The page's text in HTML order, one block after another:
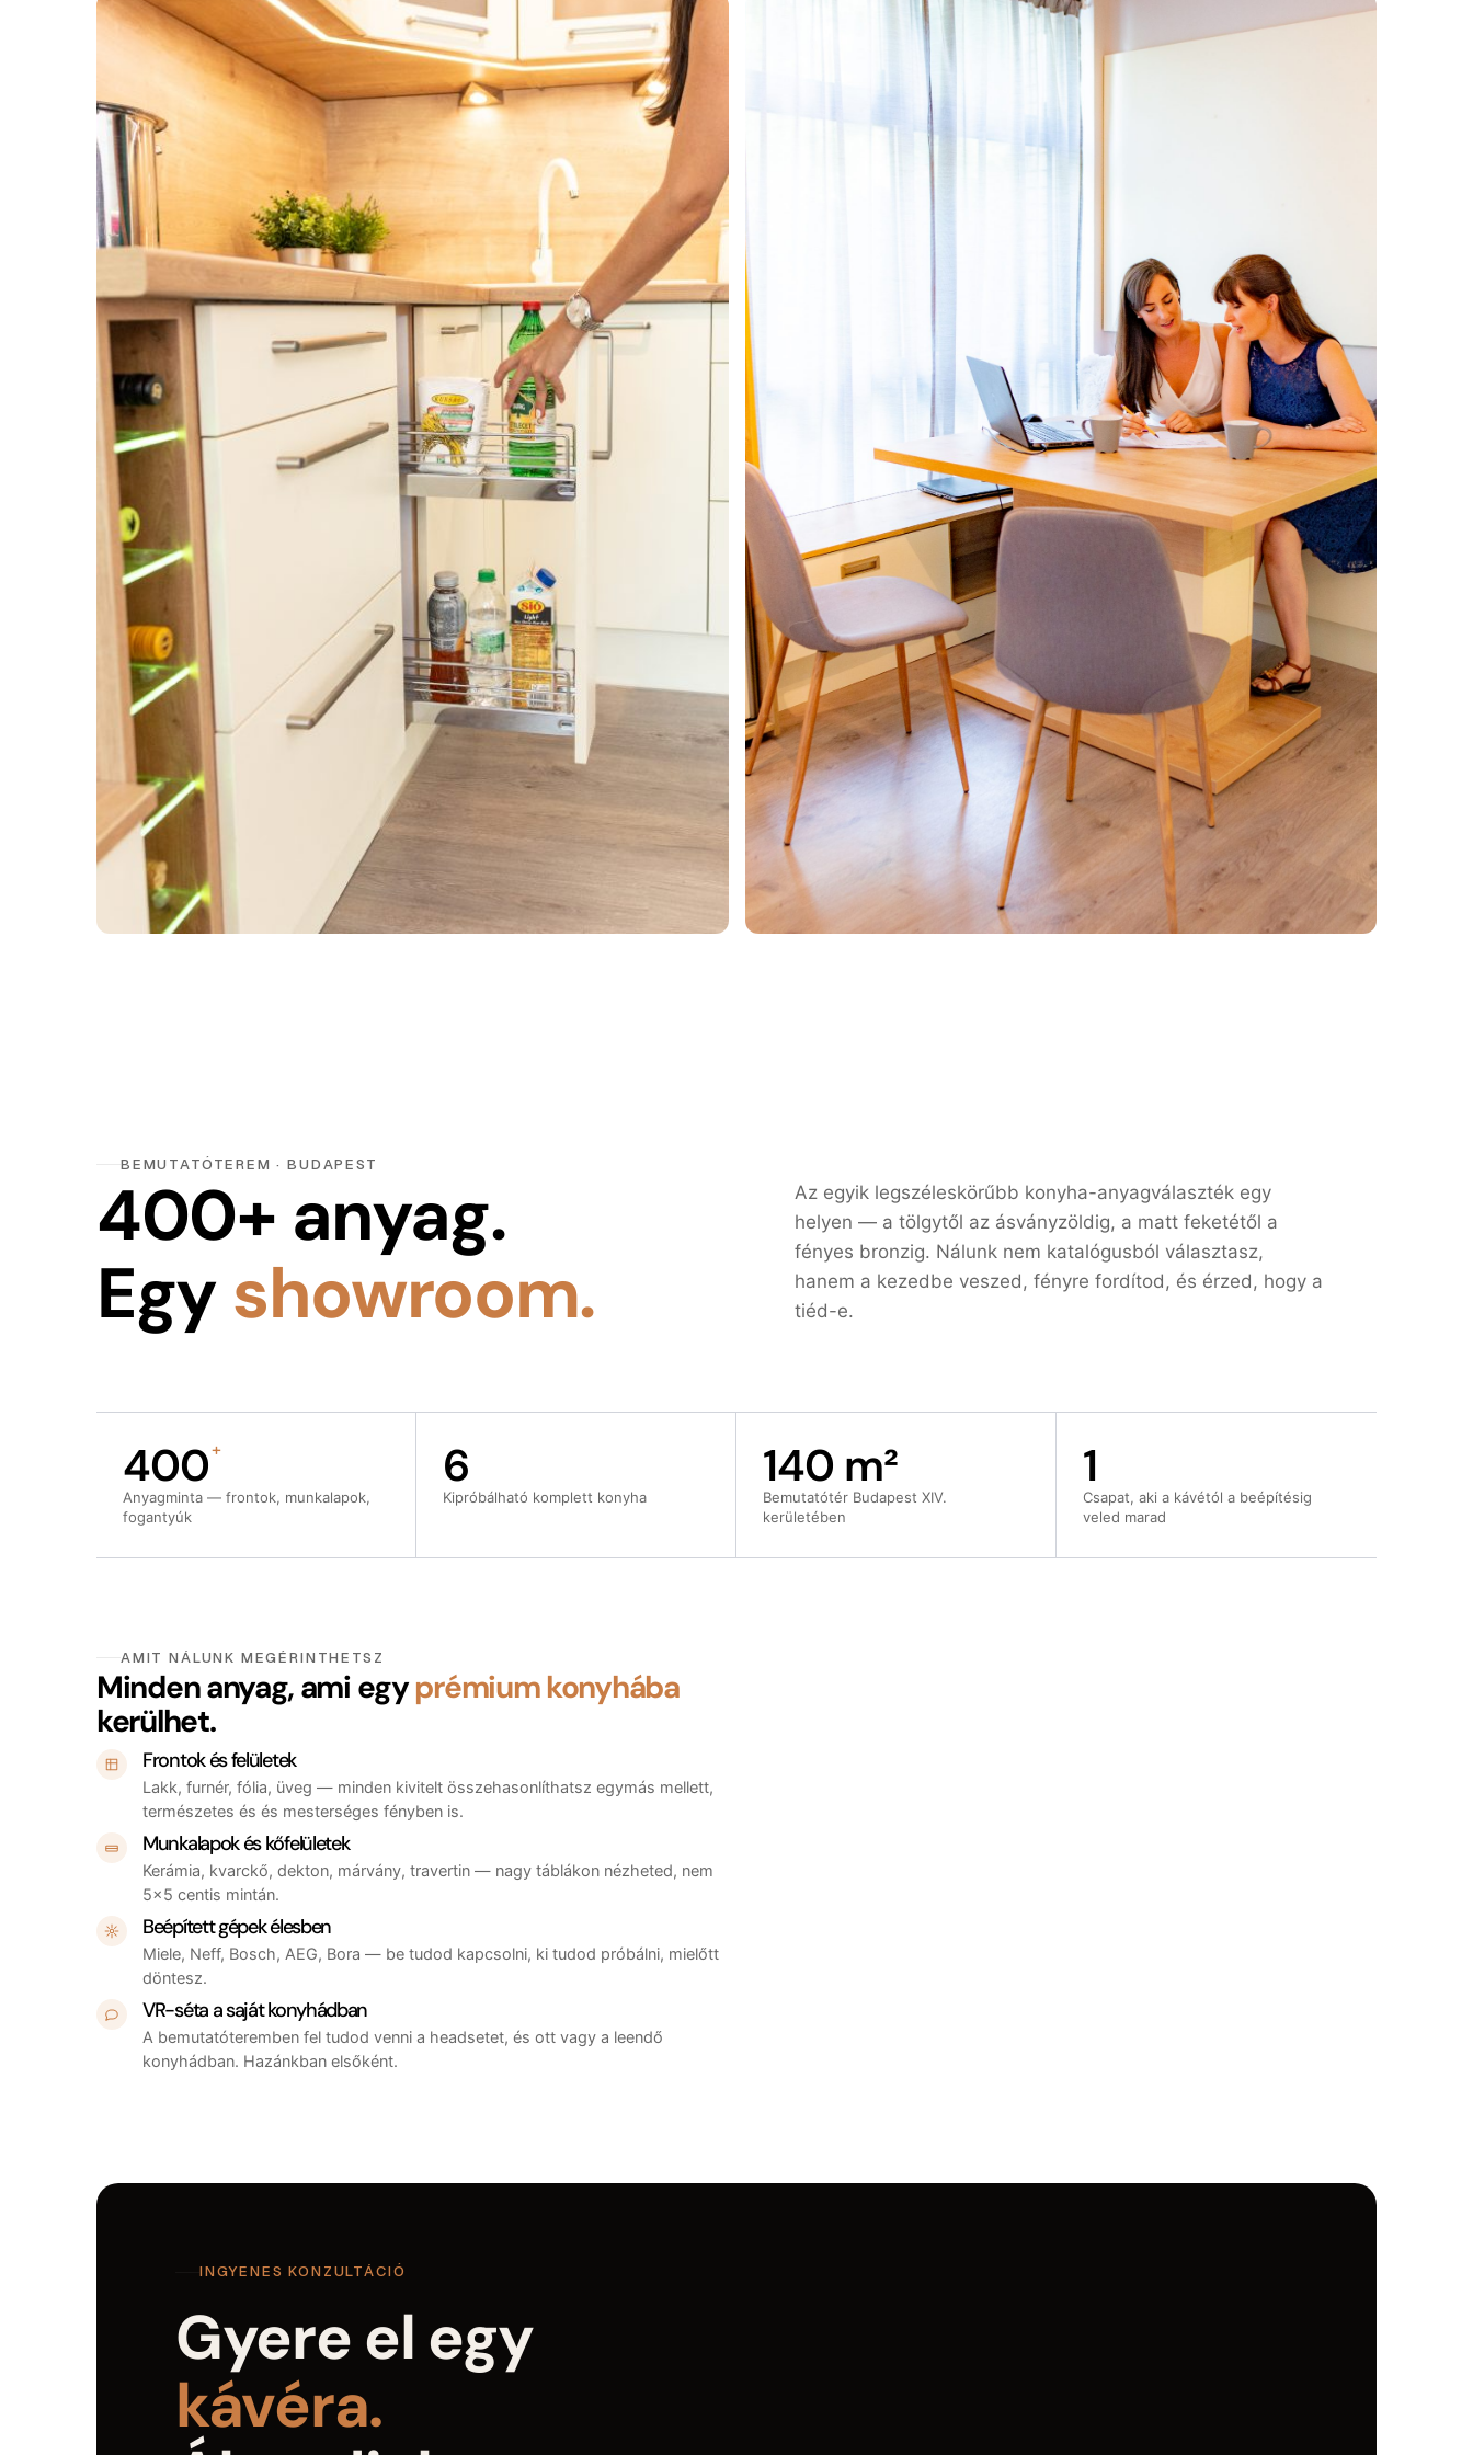
BEMUTATÓTEREM · BUDAPEST
400+ anyag.
Egy showroom.
Az egyik legszéleskörűbb konyha-anyagválaszték egy
helyen — a tölgytől az ásványzöldig, a matt feketétől a
fényes bronzig. Nálunk nem katalógusból választasz,
hanem a kezedbe veszed, fényre fordítod, és érzed, hogy a
tiéd-e.
400+
Anyagminta — frontok, munkalapok,
fogantyúk
6
Kipróbálható komplett konyha
140 m²
Bemutatótér Budapest XIV.
kerületében
1
Csapat, aki a kávétól a beépítésig
veled marad
AMIT NÁLUNK MEGÉRINTHETSZ
Minden anyag, ami egyprémium konyhába
kerülhet.
Frontok és felületek
Lakk, furnér, fólia, üveg — minden kivitelt összehasonlíthatsz egymás mellett,
természetes és és mesterséges fényben is.
Munkalapok és kőfelületek
Kerámia, kvarckő, dekton, márvány, travertin — nagy táblákon nézheted, nem
5×5 centis mintán.
Beépített gépek élesben
Miele, Neff, Bosch, AEG, Bora — be tudod kapcsolni, ki tudod próbálni, mielőtt
döntesz.
VR-séta a saját konyhádban
A bemutatóteremben fel tudod venni a headsetet, és ott vagy a leendő
konyhádban. Hazánkban elsőként.
INGYENES KONZULTÁCIÓ
Gyere el egy
kávéra.